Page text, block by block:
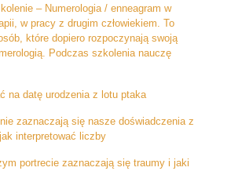
– Numerologia / enneagram w
w pracy z drugim człowiekiem. To
które dopiero rozpoczynają swoją
Podczas szkolenia nauczę
na datę urodzenia z lotu ptaka
zaznaczają się nasze doświadczenia z
interpretować liczby
portrecie zaznaczają się traumy i jaki